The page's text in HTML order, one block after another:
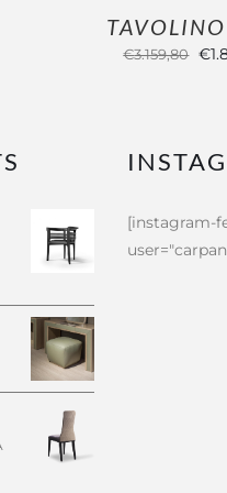
€3.159,80 Il
€
[instagram-